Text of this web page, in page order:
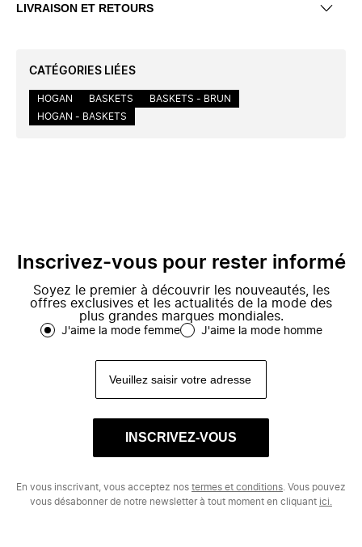
LIVRAISON ET RETOURS
CATÉGORIES LIÉES
HOGAN BASKETS
BASKETS - BRUN
HOGAN - BASKETS
Inscrivez-vous pour rester informé
Soyez le premier à découvrir les nouveautés, les
offres exclusives et les actualités de la mode des
plus grandes marques mondiales.
J'aime la mode femme J'aime la mode homme
INSCRIVEZ-VOUS
En vous inscrivant, vous acceptez nos termes et conditions . Vous pouvez
vous désabonner de notre newsletter à tout moment en cliquant ici.